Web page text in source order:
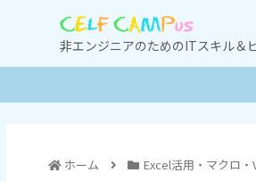
非エンジニアのためのITスキル＆
ホーム Excel活用・マクロ・